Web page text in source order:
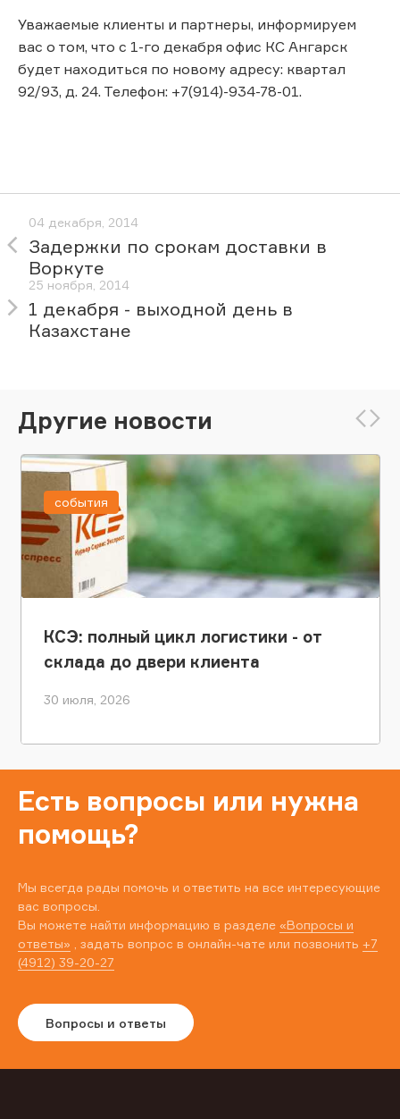
Уважаемые клиенты и партнеры, информируем
вас о том, что с 1-го декабря офис КС Ангарск
будет находиться по новому адресу: квартал
92/93, д. 24. Телефон: +7(914)-934-78-01.
04 декабря, 2014
Задержки по срокам доставки в
Воркуте
25 ноября, 2014
1 декабря - выходной день в
Казахстане
Другие новости
КСЭ: полный цикл логистики - от
склада до двери клиента
30 июля, 2026
события
Есть вопросы или нужна
помощь?
Мы всегда рады помочь и ответить на все интересующие
вас вопросы.
Вы можете найти информацию в разделе «Вопросы и
ответы» , задать вопрос в онлайн-чате или позвонить +7
(4912) 39-20-27
Вопросы и ответы